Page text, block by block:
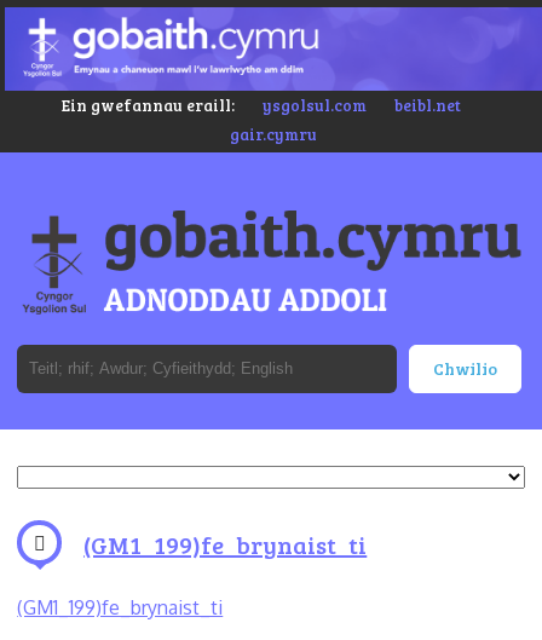
Ein gwefannau eraill: ysgolsul.com
beibl.net
gair.cymru
(GM1_199)fe_brynaist_ti
(GM1_199)fe_brynaist_ti